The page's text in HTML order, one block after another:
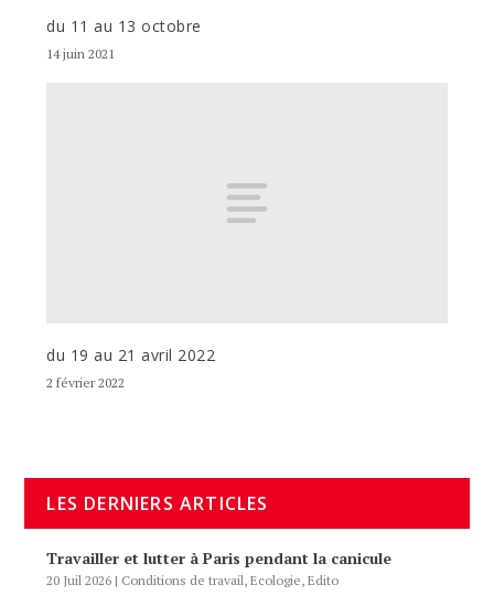
du 11 au 13 octobre
14 juin 2021
du 19 au 21 avril 2022
2 février 2022
LES DERNIERS ARTICLES
Travailler et lutter à Paris pendant la canicule
20 Juil 2026 | Conditions de travail,Ecologie,Edito